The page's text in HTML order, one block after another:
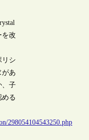
を改
リシ
があ
、子
める
298054104543250.php